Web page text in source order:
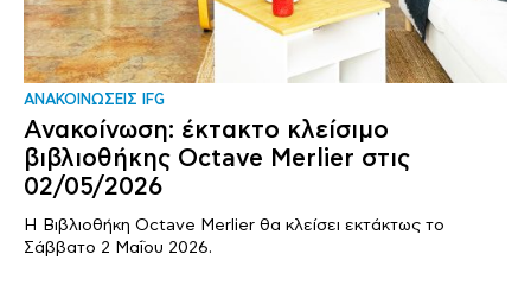
ΑΝΑΚΟΙΝΩΣΕΙΣ IFG
Ανακοίνωση: έκτακτο κλείσιμο
βιβλιοθήκης Octave Merlier στις
02/05/2026
Η Βιβλιοθήκη Octave Merlier θα κλείσει εκτάκτως το
Σάββατο 2 Μαΐου 2026.